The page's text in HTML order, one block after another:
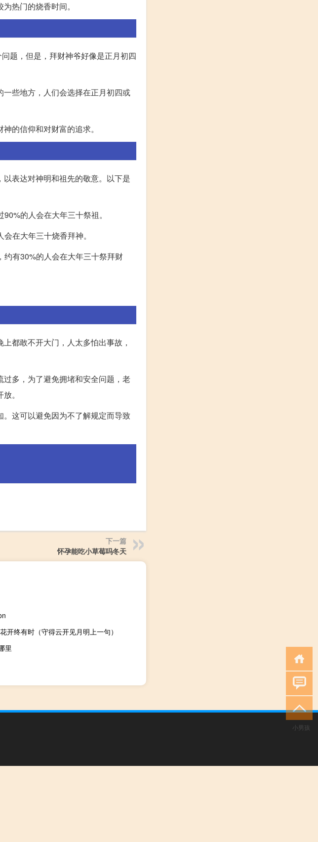
热门的烧香时间。
题，但是，拜财神爷好像是正月初四
些地方，人们会选择在正月初四或
的信仰和对财富的追求。
表达对神明和祖先的敬意。以下是
的人会在大年三十祭祖。
在大年三十烧香拜神。
有30%的人会在大年三十祭拜财
都敢不开大门，人太多怕出事故，
多，为了避免拥堵和安全问题，老
。
这可以避免因为不了解规定而导致
下一篇
怀孕能吃小草莓吗冬天
开终有时（守得云开见月明上一句）
里
小男孩